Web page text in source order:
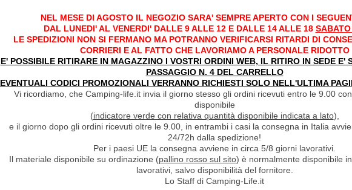
accoppiato per protezione vetri e motore .
ideale nel [...]
OSCURANTE TERMICO ESTERNO MOTORE/
ACCOPPIATO DUCATO X290 DAL 2014
Cod. art.:
10167
Marca:
CAMPING-LIFE
Unità di misura: PZ
Sc.Club
SI
Prezzo:
€ 198,00
NEL MESE DI AGOSTO IL NEGOZIO SARA' SEMPRE APERTO CON I
DAL LUNEDI' AL VENERDI' DALLE 9 ALLE 12 E DALLE 14 ALLE 18
LE SPEDIZIONI NON SI FERMANO MA POTRANNO VERIFICARSI RITARDI DI
CORRIERI E AL FATTO CHE LAVORIAMO A PERSONALE RIDOTTO
E' POSSIBILE RITIRARE IN MAGAZZINO I VOSTRI ORDINI WEB, IL RITIRO IN SEDE E'
PASSAGGIO N. 4 DEL CARRELLO
EVENTUALI CODICI PROMOZIONALI VERRANNO RICHIESTI SOLO NELL'ULTIMA
Vi ricordiamo, che Camping-life.it invia il giorno stesso gli ordini ricevuti entro le 9.00
disponibile
(indicatore verde con relativa quantità disponibile indicata a lato),
e il giorno dopo gli ordini ricevuti oltre le 9.00, in entrambi i casi la consegna in Italia
24/72h dalla spedizione!
Per i paesi UE la consegna avviene in circa 5/8 giorni lavorativi.
Il materiale disponibile su ordinazione (pallino rosso sul sito) è normalmente disponibile
lavorativi, salvo disponibilità del fornitore.
Lo Staff di Camping-Life.it